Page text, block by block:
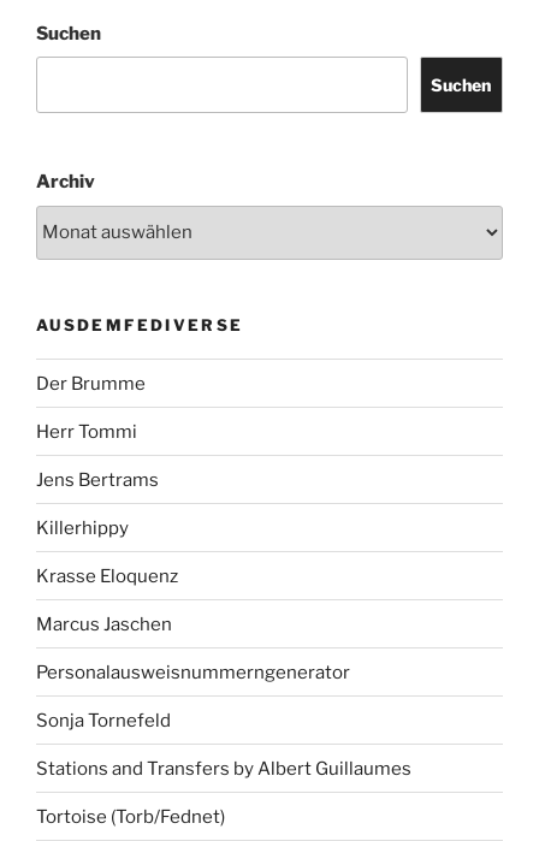
Suchen
Suchen
Archiv
AUSDEMFEDIVERSE
Der Brumme
Herr Tommi
Jens Bertrams
Killerhippy
Krasse Eloquenz
Marcus Jaschen
Personalausweisnummerngenerator
Sonja Tornefeld
Stations and Transfers by Albert Guillaumes
Tortoise (Torb/Fednet)